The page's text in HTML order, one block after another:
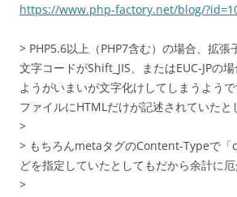
https://www.php-factory.net/blog/
> PHP5.6以上（PHP7含む）の場合、拡張
文字コードがShift_JIS、またはEUC-JPの
ようがいまいが文字化けしてしまうよう
ファイルにHTMLだけが記述されていたと
>
> もちろんmetaタグのContent-Typeで
どを指定していたとしてもだから余計に厄
>